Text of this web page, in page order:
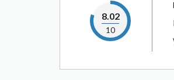
8.02
10